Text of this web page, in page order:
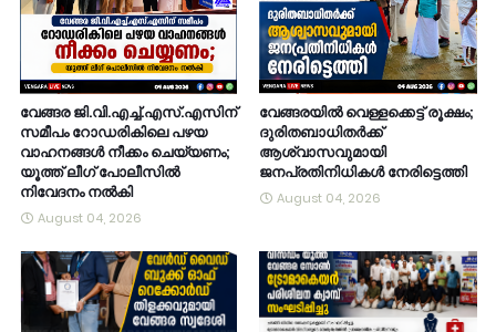
വേങ്ങര ജി.വി.എച്ച്.എസ്.എസിന്
സമീപം റോഡരികിലെ പഴയ
വാഹനങ്ങൾ നീക്കം ചെയ്യണം;
യൂത്ത് ലീഗ് പോലീസിൽ
നിവേദനം നൽകി
August 04, 2026
വേങ്ങരയിൽ വെള്ളക്കെട്ട് രൂക്ഷം;
ദുരിതബാധിതർക്ക്
ആശ്വാസവുമായി
ജനപ്രതിനിധികൾ നേരിട്ടെത്തി
August 04, 2026